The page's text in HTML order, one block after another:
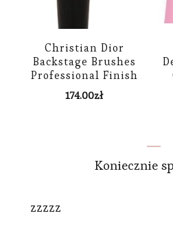
Christian Dior
Backstage Brushes
Professional Finish
Fluid Foundation
Brush Full Coverage
174.00zł
Koniecznie
zzzzz